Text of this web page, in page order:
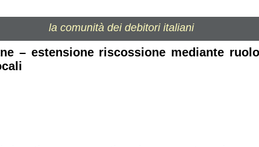
la comunità dei debitori italiani
– estensione riscossione mediante